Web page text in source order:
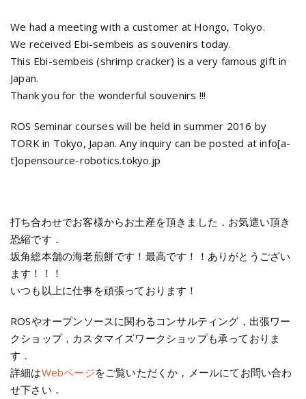
We had a meeting with a customer at Hongo, Tokyo.
We received Ebi-sembeis as souvenirs today.
This Ebi-sembeis (shrimp cracker) is a very famous gift in
Japan.
Thank you for the wonderful souvenirs !!!
ROS Seminar courses will be held in summer 2016 by
TORK in Tokyo, Japan. Any inquiry can be posted at info[a-
t]opensource-robotics.tokyo.jp
打ち合わせでお客様からお土産を頂きました．お気遣い頂き
恐縮です．
坂角総本舗の海老煎餅です！最高です！！ありがとうござい
ます！！！
いつも以上に仕事を頑張っております！
ROSやオープンソースに関わるコンサルティング，出張ワー
クショップ，カスタマイズワークショップも承っておりま
す．
詳細はWebページをご覧いただくか，メールにてお問い合わ
せ下さい．